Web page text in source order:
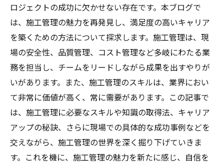
ロジェクトの成功に欠かせない存在です。本ブログで
は、施工管理の魅力を再発見し、満足度の高いキャリア
を築くための方法について探求します。施工管理は、現
場の安全性、品質管理、コスト管理など多岐にわたる業
務を担当し、チームをリードしながら成果を出すやりが
いがあります。また、施工管理のスキルは、業界におい
て非常に価値が高く、常に需要があります。この記事で
は、施工管理に必要なスキルや知識の取得法、キャリア
アップの秘訣、さらに現場での具体的な成功事例などを
交えながら、施工管理の世界を深く掘り下げていきま
す。これを機に、施工管理の魅力を新たに感じ、自信を